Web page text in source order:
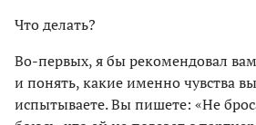
Что делать?
Во-первых, я бы рекомендовал вам
и понять, какие именно чувства
испытываете. Вы пишете: «Не